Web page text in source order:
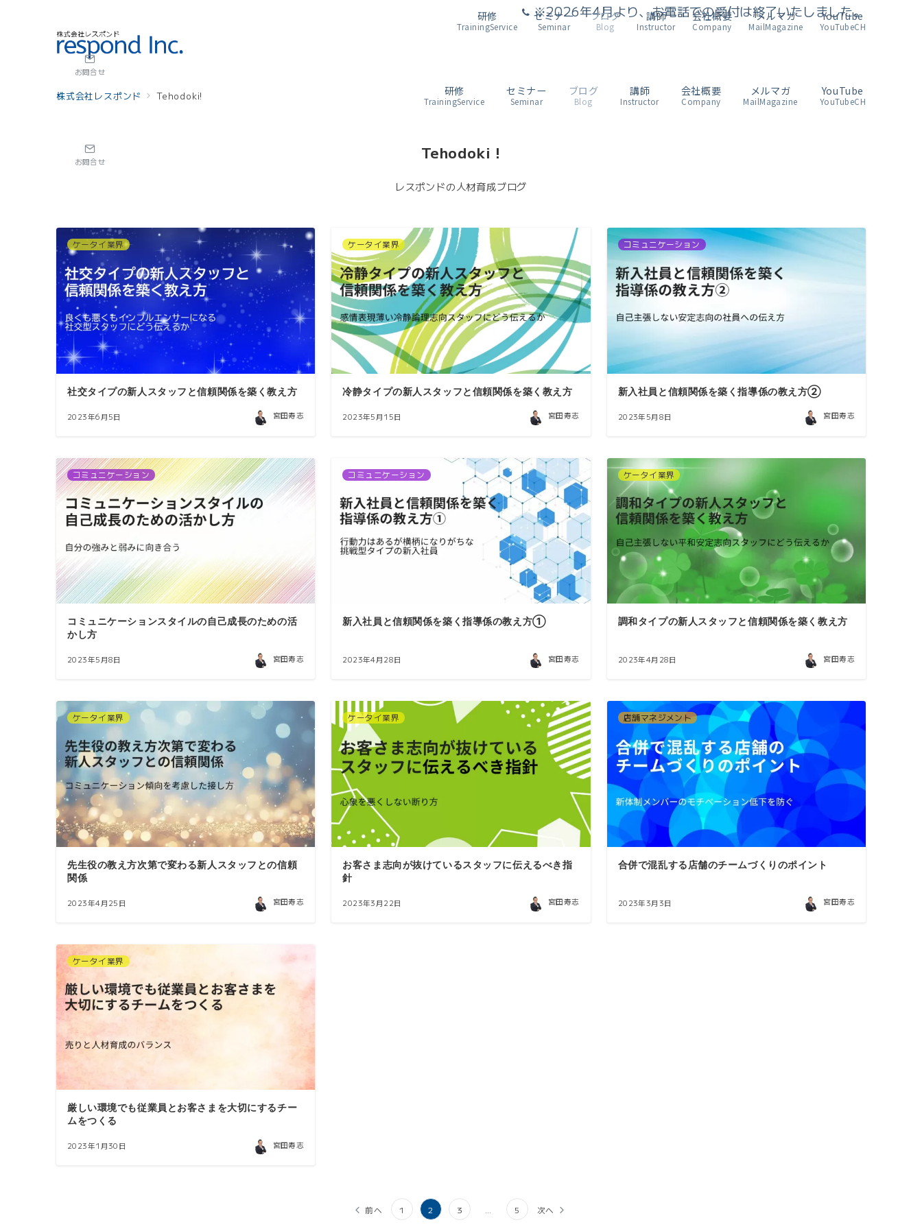
※2026年4月より、お電話での受付は終了いたしました。
研修
TrainingService
セミナー
Seminar
ブログ
Blog
講師
Instructor
会社概要
Company
メルマガ
MailMagazine
YouTube
YouTubeCH
お問合せ
研修
TrainingService
セミナー
Seminar
ブログ
Blog
講師
Instructor
会社概要
Company
メルマガ
MailMagazine
YouTube
YouTubeCH
お問合せ
株式会社レスポンド Tehodoki!
Tehodoki !
レスポンドの人材育成ブログ
ケータイ業界
社交タイプの新人スタッフと信頼関係を築く教え方
2023年6月5日 宮田寿志
ケータイ業界
冷静タイプの新人スタッフと信頼関係を築く教え方
2023年5月15日 宮田寿志
コミュニケーション
新入社員と信頼関係を築く指導係の教え方②
2023年5月8日 宮田寿志
コミュニケーション
コミュニケーションスタイルの自己成長のための活
かし方
2023年5月8日 宮田寿志
コミュニケーション
新入社員と信頼関係を築く指導係の教え方①
2023年4月28日 宮田寿志
ケータイ業界
調和タイプの新人スタッフと信頼関係を築く教え方
2023年4月28日 宮田寿志
ケータイ業界
先生役の教え方次第で変わる新人スタッフとの信頼
関係
2023年4月25日 宮田寿志
ケータイ業界
お客さま志向が抜けているスタッフに伝えるべき指
針
2023年3月22日 宮田寿志
店舗マネジメント
合併で混乱する店舗のチームづくりのポイント
2023年3月3日 宮田寿志
ケータイ業界
厳しい環境でも従業員とお客さまを大切にするチー
ムをつくる
2023年1月30日 宮田寿志
前へ 1 2 3 5 次へ